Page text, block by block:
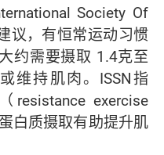
Society Of
议，有恒常运动习惯
约需要摄取 1.4克至
维持肌肉。ISSN指
exercise
白质摄取有助提升肌